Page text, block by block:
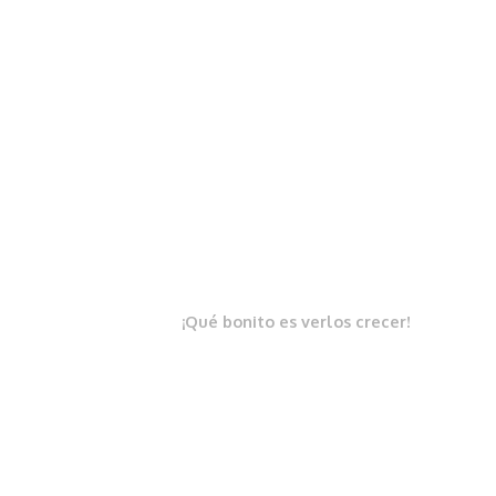
¡Qué bonito es verlos crecer!